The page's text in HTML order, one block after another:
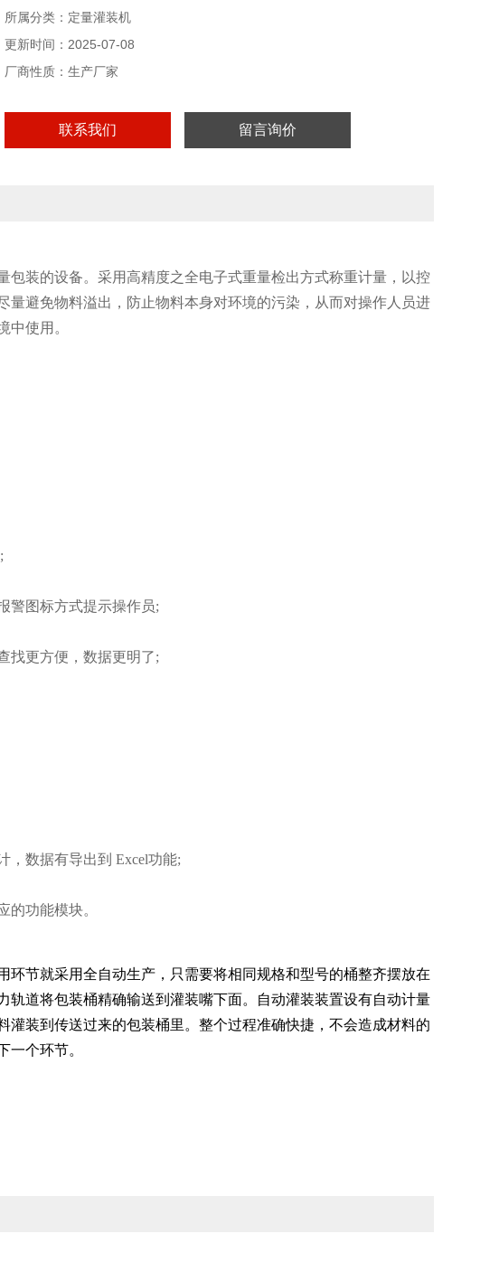
所属分类：定量灌装机
更新时间：2025-07-08
厂商性质：生产厂家
联系我们 留言询价
装的设备。采用高精度之全电子式重量检出方式称重计量，以控
避免物料溢出，防止物料本身对环境的污染，从而对操作人员进
中使用。
警图标方式提示操作员;
找更方便，数据更明了;
，数据有导出到 Excel功能;
的功能模块。
节就采用全自动生产，只需要将相同规格和型号的桶整齐摆放在
道将包装桶精确输送到灌装嘴下面。自动灌装装置设有自动计量
装到传送过来的包装桶里。整个过程准确快捷，不会造成材料的
一个环节。